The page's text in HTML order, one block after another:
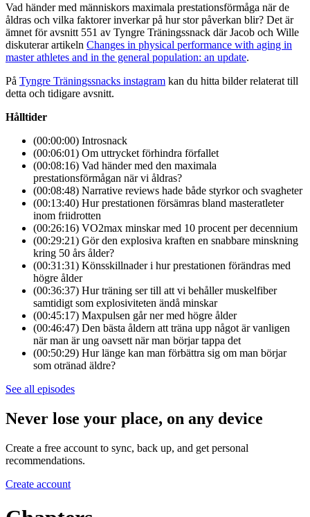
Vad händer med människors maximala prestationsförmåga när de
åldras och vilka faktorer inverkar på hur stor påverkan blir? Det är
ämnet för avsnitt 551 av Tyngre Träningssnack där Jacob och Wille
diskuterar artikeln Changes in physical performance with aging in
master athletes and in the general population: an update.
På Tyngre Träningssnacks instagram kan du hitta bilder relaterat till
detta och tidigare avsnitt.
Hålltider
(00:00:00) Introsnack
(00:06:01) Om uttrycket förhindra förfallet
(00:08:16) Vad händer med den maximala
prestationsförmågan när vi åldras?
(00:08:48) Narrative reviews hade både styrkor och svagheter
(00:13:40) Hur prestationen försämras bland masteratleter
inom friidrotten
(00:26:16) VO2max minskar med 10 procent per decennium
(00:29:21) Gör den explosiva kraften en snabbare minskning
kring 50 års ålder?
(00:31:31) Könsskillnader i hur prestationen förändras med
högre ålder
(00:36:37) Hur träning ser till att vi behåller muskelfiber
samtidigt som explosiviteten ändå minskar
(00:45:17) Maxpulsen går ner med högre ålder
(00:46:47) Den bästa åldern att träna upp något är vanligen
när man är ung oavsett när man börjar tappa det
(00:50:29) Hur länge kan man förbättra sig om man börjar
som otränad äldre?
See all episodes
Never lose your place, on any device
Create a free account to sync, back up, and get personal
recommendations.
Create account